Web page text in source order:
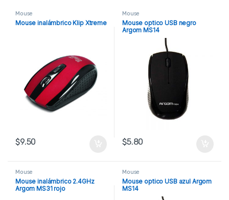
Mouse
Mouse inalámbrico Klip Xtreme
$9.50
Mouse
Mouse optico USB negro
Argom MS14
$5.80
Mouse
Mouse inalámbrico 2.4GHz
Argom MS31 rojo
Mouse
Mouse optico USB azul Argom
MS14